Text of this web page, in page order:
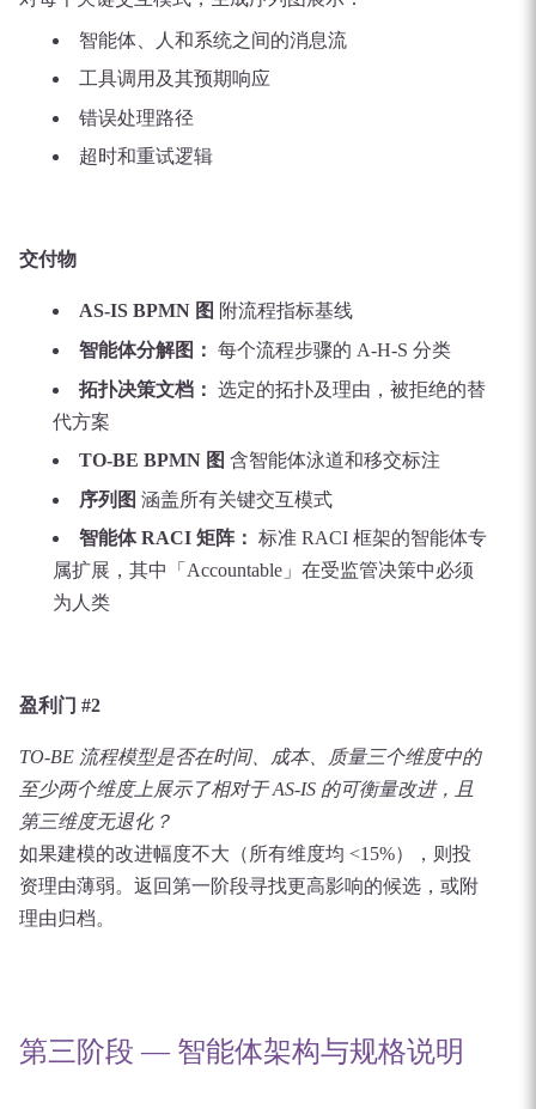
智能体、人和系统之间的消息流
工具调用及其预期响应
错误处理路径
超时和重试逻辑
交付物
AS-IS BPMN 图 附流程指标基线
智能体分解图： 每个流程步骤的 A-H-S 分类
拓扑决策文档： 选定的拓扑及理由，被拒绝的替
代方案
TO-BE BPMN 图 含智能体泳道和移交标注
序列图 涵盖所有关键交互模式
智能体 RACI 矩阵： 标准 RACI 框架的智能体专
属扩展，其中「Accountable」在受监管决策中必须
为人类
盈利门 #2
TO-BE 流程模型是否在时间、成本、质量三个维度中的
至少两个维度上展示了相对于 AS-IS 的可衡量改进，且
第三维度无退化？
如果建模的改进幅度不大（所有维度均 <15%），则投
资理由薄弱。返回第一阶段寻找更高影响的候选，或附
理由归档。
第三阶段 — 智能体架构与规格说明